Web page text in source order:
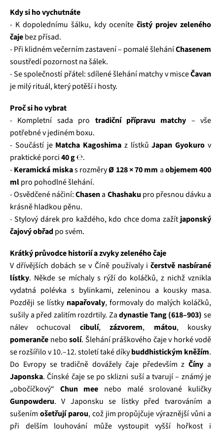
Kdy si ho vychutnáte
- K dopolednímu šálku, kdy oceníte čistý projev zeleného
čajebez přísad.
- Při klidném večerním zastavení – pomalé šleháníChasenem
soustředí pozornost na šálek.
- Se společností přátel: sdílené šlehání matchy v misceČavan
je milý rituál, který potěší i hosty.
Proč si ho vybrat
- Kompletní sada pro tradiční přípravu matchy – vše
potřebné v jediném boxu.
- Součástí je Matcha Kagoshima z lístkůJapan Gyokuro v
praktické porci40 g ℮.
-Keramická miskas rozměryØ 128 × 70 mm aobjemem 400
mlpro pohodlné šlehání.
- Osvědčené náčiní:Chasena Chashaku pro přesnou dávku a
krásně hladkou pěnu.
- Stylový dárek pro každého, kdo chce doma zažít japonský
čajový obřadpo svém.
Krátký průvodce historií a zvyky zeleného čaje
V dřívějších dobách se v Číně používaly i čerstvě nasbírané
lístky. Někde se míchaly s rýží do koláčků, z nichž vznikla
vydatná polévka s bylinkami, zeleninou a kousky masa.
Později se lístky napařovaly, formovaly do malých koláčků,
sušily a před zalitím rozdrtily. Zadynastie Tang (618–903) se
nálev ochucoval cibulí,zázvorem, mátou, kousky
pomeranče nebosolí. Šlehání práškového čaje v horké vodě
se rozšířilo v 10.–12. století také díkybuddhistickým kněžím.
Do Evropy se tradičně dovážely čaje především zČíny a
Japonska. Čínské čaje se po sklizni suší a tvarují – známý je
„obočíčkový“ Chun mee nebo malé srolované kuličky
Gunpowderu. V Japonsku se lístky před tvarováním a
sušením ošetřují parou, což jim propůjčuje výraznější vůni a
při delším louhování může vystoupit vyšší hořkost i